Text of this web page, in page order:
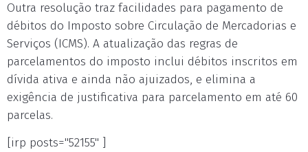
Outra resolução traz facilidades para pagamento de
débitos do Imposto sobre Circulação de Mercadorias e
Serviços (ICMS). A atualização das regras de
parcelamentos do imposto inclui débitos inscritos em
dívida ativa e ainda não ajuizados, e elimina a
exigência de justificativa para parcelamento em até 60
parcelas.
[irp posts="52155" ]